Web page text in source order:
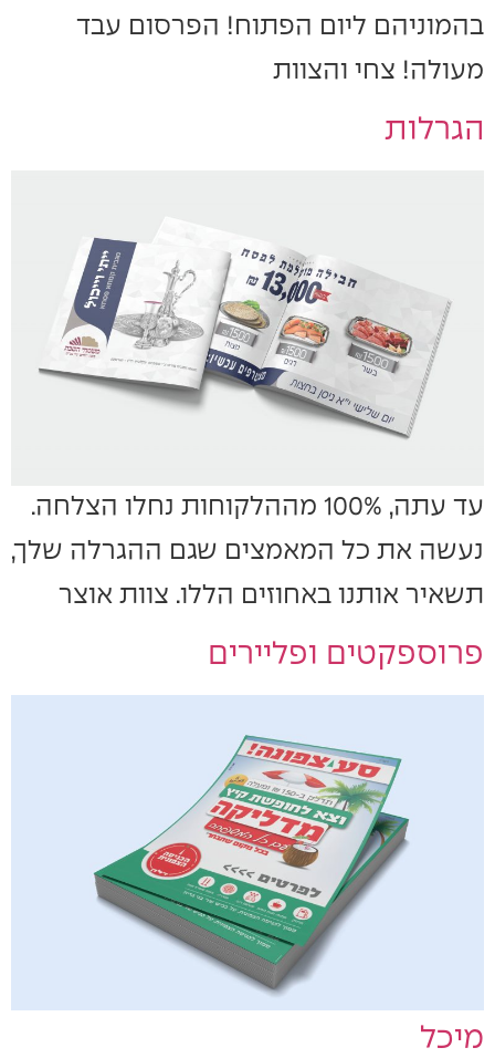
בהמוניהם ליום הפתוח! הפרסום עבד
מעולה! צחי והצוות
הגרלות
עד עתה, 100% מההלקוחות נחלו הצלחה.
נעשה את כל המאמצים שגם ההגרלה שלך,
תשאיר אותנו באחוזים הללו. צוות אוצר
פרוספקטים ופליירים
מיכל